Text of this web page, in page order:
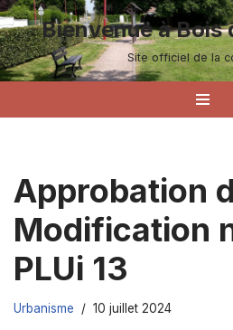
Aller
au
Bienvenue à Bois
Site officiel de la
Approbation
Modification
PLUi 13
Urbanisme 10 juillet 2024